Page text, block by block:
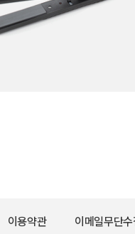
이용약관 이메일무단